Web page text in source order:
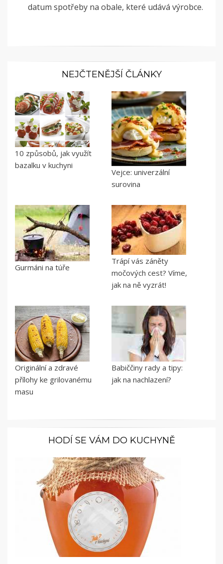
datum spotřeby na obale, které udává výrobce.
NEJČTENĚJŠÍ ČLÁNKY
10 způsobů, jak využít
bazalku v kuchyni
Vejce: univerzální
surovina
Gurmáni na túře
Trápí vás záněty
močových cest? Víme,
jak na ně vyzrát!
Originální a zdravé
přílohy ke grilovanému
masu
Babiččiny rady a tipy:
jak na nachlazení?
HODÍ SE VÁM DO KUCHYNĚ